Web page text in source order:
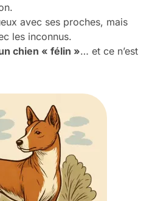
avec ses proches, mais
les inconnus.
chien « félin »… et ce n’est